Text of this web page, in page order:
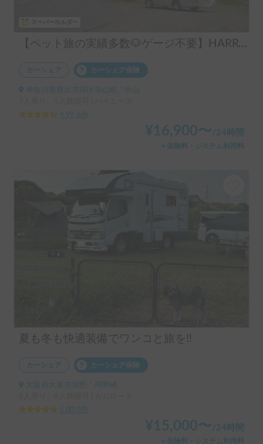
【ペット旅の実績多数🐶ゲージ不要】HARRY’s キャンピングカー 🐾 ｜ポタ電・バーベキューセット無料貸し出し🚐
カーシェア カーシェア保険
神奈川県横浜市緑区寺山町, ' 中山
4.99
69
¥ 16,900〜/24時間
＋保険料・システム利用料
夏も冬も快適装備でワンコと旅を!!
カーシェア カーシェア保険
大阪府大東市深野, ' JR野崎
5.00
59
¥ 15,000〜/24時間
＋保険料・システム利用料